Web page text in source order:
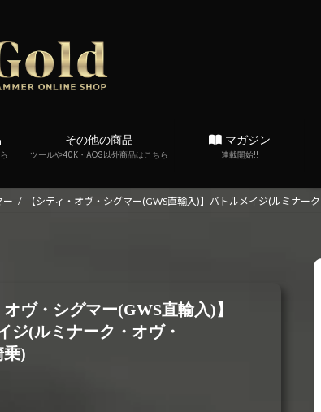
その他の商品
ツールや40K・AOS以外商品はこちら
マガジン
連載開始!!
ー 【シティ・オヴ・シグマー(GWS直輸入)】バトルメイジ(ルミナー
ヴ・シグマー(GWS直輸入)】
ジ(ルミナーク・オヴ・
乗)